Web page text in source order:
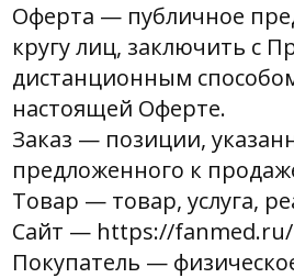
Оферта — публичное
кругу лиц, заключить с
дистанционным
настоящей Оферте.
Заказ — позиции,
предложенного к
Товар — товар, услуга,
Сайт — https://fanmed.ru/
Покупатель —